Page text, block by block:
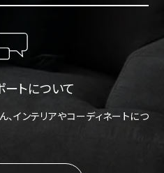
ートについて
インテリアやコーディネートにつ